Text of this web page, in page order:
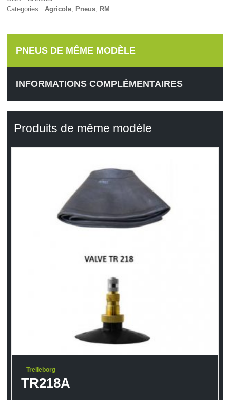
Categories :Agricole, Pneus, RM
PNEUS DE MÊME MODÈLE
INFORMATIONS COMPLÉMENTAIRES
Produits de même modèle
Trelleborg
TR218A